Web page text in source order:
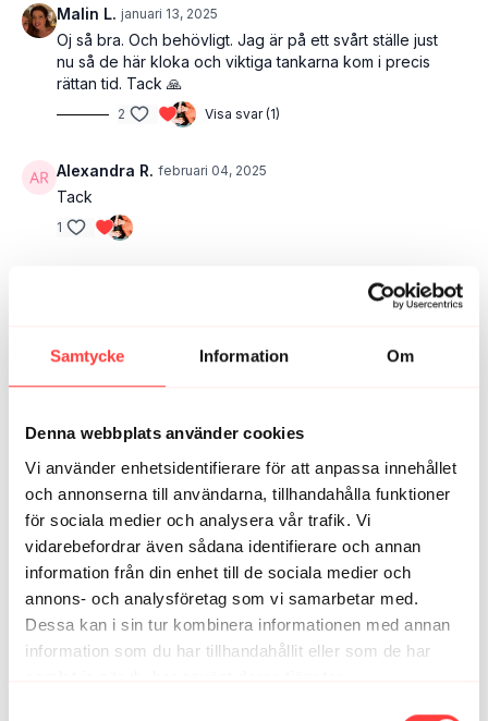
Samtycke Information Om
Denna webbplats använder cookies
Vi använder enhetsidentifierare för att anpassa innehållet
och annonserna till användarna, tillhandahålla funktioner
för sociala medier och analysera vår trafik. Vi
vidarebefordrar även sådana identifierare och annan
information från din enhet till de sociala medier och
annons- och analysföretag som vi samarbetar med.
Dessa kan i sin tur kombinera informationen med annan
information som du har tillhandahållit eller som de har
Malin L. januari 13, 2025
Oj så bra. Och behövligt. Jag är på ett svårt ställe just
nu så de här kloka och viktiga tankarna kom i precis
rättan tid. Tack 🙏
2 Visa svar (1)
Alexandra R. februari 04, 2025
Tack
1
Tack så fint samtal som gav mycket eftertanke.
Älskar att ni har träning för kropp och själ! Så bra! ♥️
Karolina B. januari 15, 2025
Så bra. Tack! 🫶🏼
4
Snabbkat januari 14, 2025
Perfekt med er i lurarna när man tar en pauspromenad